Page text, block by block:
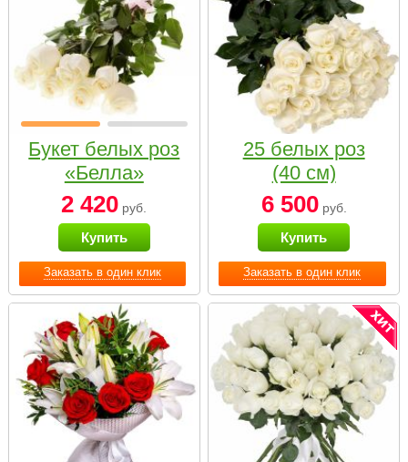
Заказать в один клик
Букет белых роз
«Белла»
2 420 руб.
Купить
Заказать в один клик
25 белых роз
(40 см)
6 500руб.
Купить